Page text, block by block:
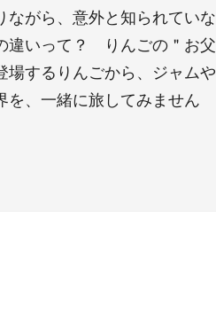
ながら、意外と知られていな
違いって？ りんごの＂お父
するりんごから、ジャムや
を、一緒に旅してみません